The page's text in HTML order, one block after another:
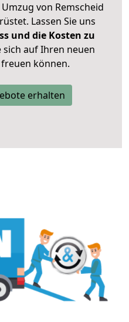
von Remscheid
Lassen Sie uns
und die Kosten zu
sich auf Ihren neuen
können.
erhalten